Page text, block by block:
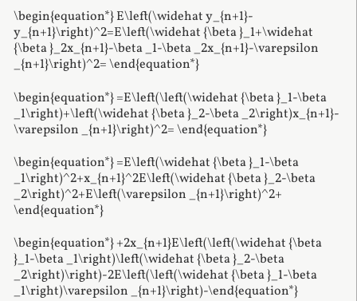
\begin{equation*} E\left(\widehat y_{n+1}-
y_{n+1}\right)^2=E\left(\widehat {\beta }_1+\widehat
{\beta }_2x_{n+1}-\beta _1-\beta _2x_{n+1}-\varepsilon
_{n+1}\right)^2= \end{equation*}
\begin{equation*} =E\left(\left(\widehat {\beta }_1-\beta
_1\right)+\left(\widehat {\beta }_2-\beta _2\right)x_{n+1}-
\varepsilon _{n+1}\right)^2= \end{equation*}
\begin{equation*} =E\left(\widehat {\beta }_1-\beta
_1\right)^2+x_{n+1}^2E\left(\widehat {\beta }_2-\beta
_2\right)^2+E\left(\varepsilon _{n+1}\right)^2+
\end{equation*}
\begin{equation*} +2x_{n+1}E\left(\left(\widehat {\beta
}_1-\beta _1\right)\left(\widehat {\beta }_2-\beta
_2\right)\right)-2E\left(\left(\widehat {\beta }_1-\beta
_1\right)\varepsilon _{n+1}\right)-\end{equation*}